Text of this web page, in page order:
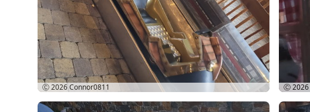
Ⓒ 2026Connor0811 Ⓒ 2026